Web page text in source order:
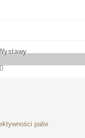
paliwowej